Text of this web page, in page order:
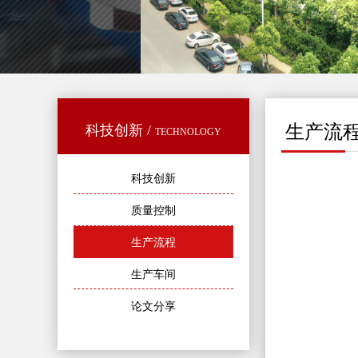
生产流
科技创新 / TECHNOLOGY
科技创新
质量控制
生产流程
生产车间
论文分享